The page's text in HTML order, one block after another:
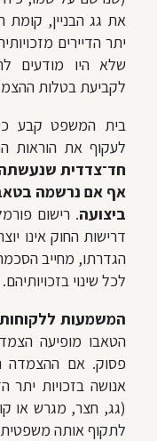
את גג הבניין, קומת
יתר הדיירים
שלא היו מודעים
לקביעת בטלות
בית המשפט קבע כי
לעקוף את הוראות
חד־צדדית
אף אם נרשמה
ביצועה. רישום
דרישות החוק אינו
הגדרתו, מחייב
לכל שינוי בזכויותיהם.
המשמעות
הטאבו מופיעה
פסוק. אם ההצמדה
אנושה בזכויות יתר
(גג, חצר, מגרש או
לתקוף אותה משפטית